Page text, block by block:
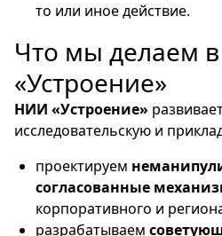
то или иное действие.
Что мы делаем
«Устроение»
НИИ «Устроение»
исследовательскую и
проектируем
согласованные
корпоративного и
разрабатываем